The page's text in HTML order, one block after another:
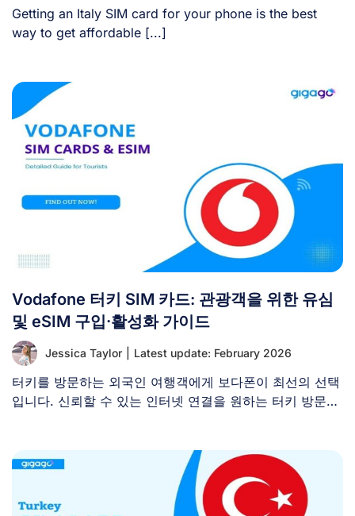
Getting an Italy SIM card for your phone is the best
way to get affordable [...]
Vodafone 터키 SIM 카드: 관광객을 위한 유심
및 eSIM 구입·활성화 가이드
Jessica Taylor Latest update: February 2026
터키를 방문하는 외국인 여행객에게 보다폰이 최선의 선택
입니다. 신뢰할 수 있는 인터넷 연결을 원하는 터키 방문객